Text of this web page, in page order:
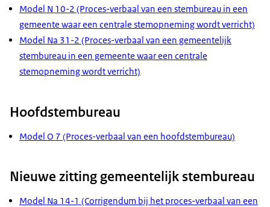
Model N 10-2 (Proces-verbaal van een stembureau in een
gemeente waar een centrale stemopneming wordt verricht)
Model Na 31-2 (Proces-verbaal van een gemeentelijk
stembureau in een gemeente waar een centrale
stemopneming wordt verricht)
Hoofdstembureau
Model O 7 (Proces-verbaal van een hoofdstembureau)
Nieuwe zitting gemeentelijk stembureau
Model Na 14-1 (Corrigendum bij het proces-verbaal van een